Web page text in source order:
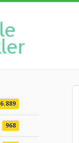
6.889
968